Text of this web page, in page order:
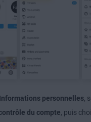
Informations personnelles,
du compte, puis